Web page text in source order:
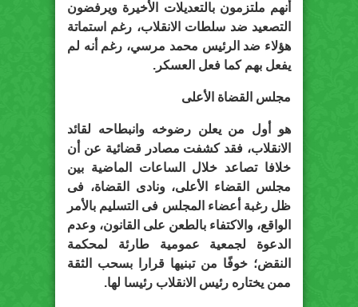
أنهم ملتزمون بالتعديلات الأخيرة ويرفضون
التصعيد ضد سلطات الانقلاب، رغم استماتة
هؤلاء ضد الرئيس محمد مرسي، رغم أنه لم
يفعل بهم كما فعل العسكر.
مجلس القضاة الأعلى
هو أول من يعلن رضوخه وانبطاحه لقائد
الانقلاب، فقد كشفت مصادر قضائية عن أن
خلافا تصاعد خلال الساعات الماضية بين
مجلس القضاء الأعلى، ونادى القضاة، فى
ظل رغبة أعضاء المجلس فى التسليم بالأمر
الواقع، والاكتفاء بالطعن على القانون، وعدم
الدعوة لجمعية عمومية طارئة لمحكمة
النقض؛ خوفًا من تبنيها قرارا بسحب الثقة
ممن يختاره رئيس الانقلاب رئيسا لها.